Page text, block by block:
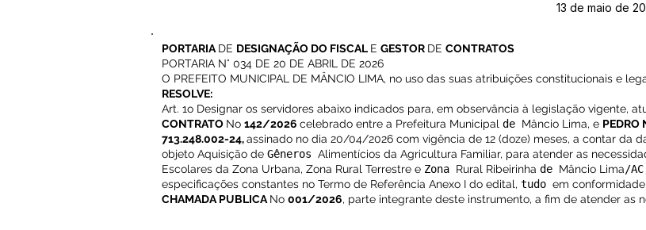
13 de maio de
PORTARIA DE DESIGNAÇÃO DO FISCAL E GESTOR DE CONTRATOS
PORTARIA N° 034 DE 20 DE ABRIL DE 2026
O PREFEITO MUNICIPAL DE MÂNCIO LIMA, no uso das suas atribuições constitucionais e
RESOLVE:
Art. 1o Designar os servidores abaixo indicados para, em observância à legislação vigente,
CONTRATO No 142/2026 celebrado entre a Prefeitura Municipal de Mâncio Lima, e PEDRO
713.248.002-24,assinado no dia 20/04/2026 com vigência de 12 (doze) meses, a contar da
objeto Aquisição de Gêneros Alimentícios da Agricultura Familiar, para atender as
Escolares da Zona Urbana, Zona Rural Terrestre e Zona Rural Ribeirinha de Mâncio Lima/
especificações constantes no Termo de Referência Anexo I do edital, tudo em
CHAMADA PUBLICA No 001/2026, parte integrante deste instrumento, a fim de atender as